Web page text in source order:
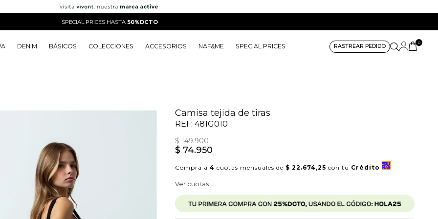
SPECIAL PRICES HASTA 50%DCTO
DENIM BÁSICOS COLECCIONES ACCESORIOS NAF&ME SPECIAL PRICES RASTREAR PEDIDO
0
Camisa tejida de tiras
REF:481G010
$ 149.900
$ 74.950
Compra a4 cuotas mensuales de $ 22.674,25 con tu Crédito
Ver cuotas ...